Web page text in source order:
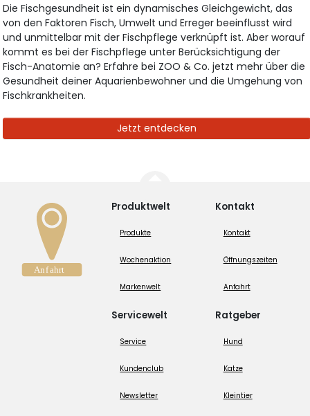
Die Fischgesundheit ist ein dynamisches Gleichgewicht, das
von den Faktoren Fisch, Umwelt und Erreger beeinflusst wird
und unmittelbar mit der Fischpflege verknüpft ist. Aber worauf
kommt es bei der Fischpflege unter Berücksichtigung der
Fisch-Anatomie an? Erfahre bei ZOO & Co. jetzt mehr über die
Gesundheit deiner Aquarienbewohner und die Umgehung von
Fischkrankheiten.
Jetzt entdecken
Produktwelt
Produkte
Wochenaktion
Markenwelt
Servicewelt
Service
Kundenclub
Newsletter
Kontakt
Kontakt
Öffnungszeiten
Anfahrt
Ratgeber
Hund
Katze
Kleintier